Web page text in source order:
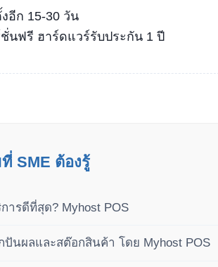
อีก 15-30 วัน
นฟรี ฮาร์ดแวร์รับประกัน 1 ปี
SME ต้องรู้
ารดีที่สุด? Myhost POS
นผลและสต๊อกสินค้า โดย Myhost POS